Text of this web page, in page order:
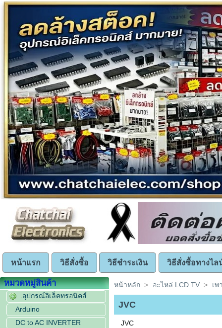
หน้าแรก วิธีสั่งซื้อ วิธีชำระเงิน วิธีสั่งซื้อทางไล
หมวดหมู่สินค้า
.อุปกรณ์อิเล็คทรอนิคส์
Arduino
DC to AC INVERTER
หน้าหลัก > อะไหล่ LCD TV > เพ
JVC
JVC